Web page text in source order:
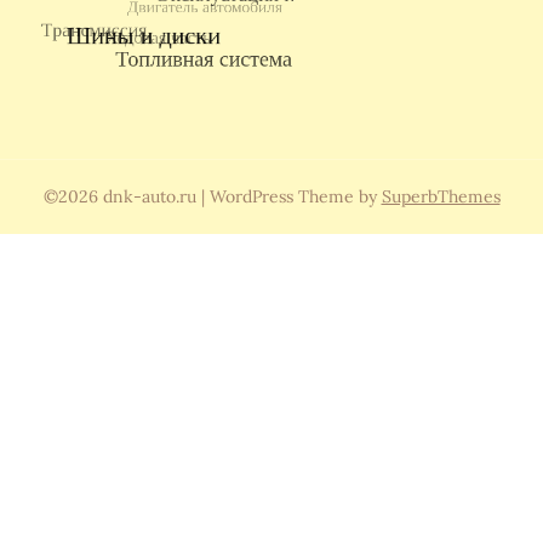
©2026 dnk-auto.ru | WordPress Theme by SuperbThemes